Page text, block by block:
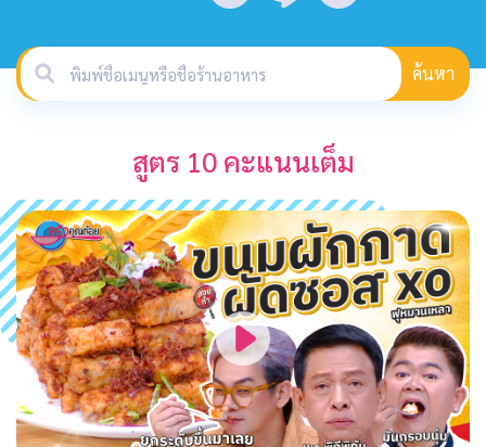
บทความ
ค้นหา
สูตร 10 คะแนนเต็ม